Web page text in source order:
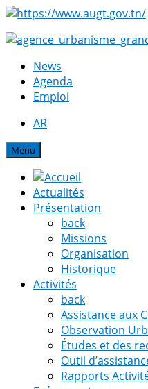
News
Agenda
Emploi
AR
Menu
Actualités
Présentation
back
Missions
Organisation
Historique
Activités
back
Assistance aux
Observation
Études et des
Outil
Rapports